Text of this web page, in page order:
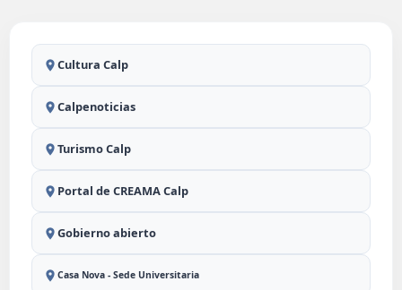
Cultura Calp
Calpenoticias
Turismo Calp
Portal de CREAMA Calp
Gobierno abierto
Casa Nova - Sede Universitaria